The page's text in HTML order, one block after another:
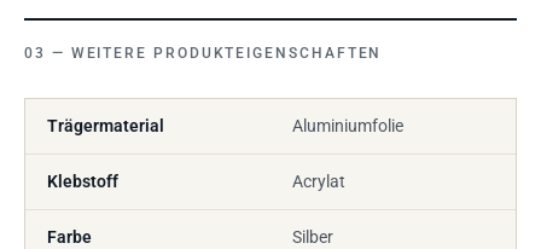
WEITERE PRODUKTEIGENSCHAFTEN
Trägermaterial Aluminiumfolie
Klebstoff Acrylat
Farbe Silber